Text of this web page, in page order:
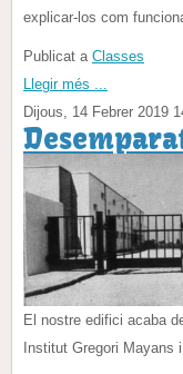
explicar-los com
Publicat a Classes
Llegir més ...
Dijous, 14 Febrer 2019
El nostre edifici acaba
Institut Gregori Mayans